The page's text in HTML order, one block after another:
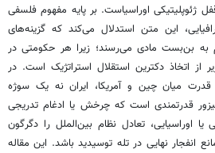
ژئوپلیتیکی اوراسیاست. بر پایه مفهوم فلسفی
این متن استدلال می‌کند که گزینه‌های
به بن‌بست مادی می‌رسند؛ زیرا هر حکومتی در
از اتخاذ دکترین استقلال استراتژیک است. در
قدرت میان چین و آمریکا، ایران نه یک سوژه
قدرتمندی است که چرخش یا ادغام تدریجی
اوراسیایی، تعادل نظام بین‌الملل را دگرگون
انفجار نهایی در تله توسیدید باشد. این مقاله